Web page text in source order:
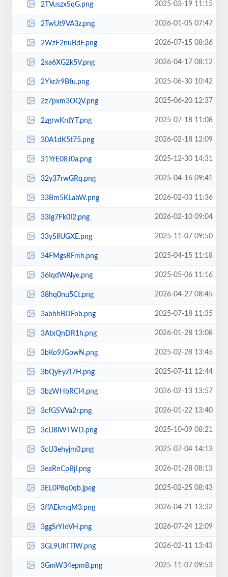
2TVuszxSqG.png 2025-03-19 11:15
2TwUt9VA3z.png 2026-01-05 07:47
2WzF2nuBdF.png 2026-07-15 08:36
2xa6XG2k5V.png 2026-04-17 08:12
2YkrJr9Bfu.png 2025-06-30 10:42
2z7pxm3OQV.png 2025-06-20 12:37
2zgrwKntYT.png 2025-07-18 11:08
30A1dK5t75.png 2026-02-18 12:09
31YrE08J0a.png 2025-12-30 14:31
32y37rwGRq.png 2025-04-16 09:41
33Bm5KLabW.png 2026-02-03 11:36
33Ig7Fk0I2.png 2026-02-10 09:04
33ySlIUGXE.png 2025-11-07 09:50
34FMgsRFmh.png 2025-04-15 11:18
36IqdWAlye.png 2025-05-06 11:16
38hq0nu5Ct.png 2026-04-27 08:45
3abhhBDFob.png 2025-07-18 11:35
3AtxQnDR1h.png 2026-01-28 13:08
3bKo9JGowN.png 2025-02-28 13:45
3bQyEyZI7H.png 2025-07-11 12:44
3bzWHbRCI4.png 2026-02-13 13:57
3cfGSVVa2r.png 2026-01-22 13:40
3cLl8iWTWD.png 2025-10-09 08:21
3cU3ehyjm0.png 2025-07-04 14:13
3eaRnCpBjI.png 2026-01-28 08:13
3EL0P8q0qb.jpeg 2025-02-25 08:43
3ffAEkmqM3.png 2026-04-21 13:32
3ggSrYIoVH.png 2026-07-24 12:09
3GL9UhTTlW.png 2026-02-11 13:43
3GmW34epm8.png 2025-11-07 09:53